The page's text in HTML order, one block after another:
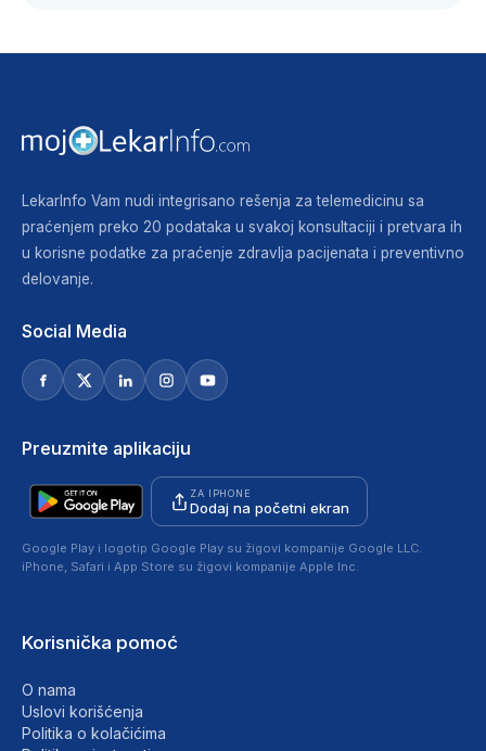
LekarInfo Vam nudi integrisano rešenja za telemedicinu sa
praćenjem preko 20 podataka u svakoj konsultaciji i pretvara ih
u korisne podatke za praćenje zdravlja pacijenata i preventivno
delovanje.
Social Media
Preuzmite aplikaciju
ZA IPHONE
Dodaj na početni ekran
Google Play i logotip Google Play su žigovi kompanije Google LLC.
iPhone, Safari i App Store su žigovi kompanije Apple Inc.
Korisnička pomoć
O nama
Uslovi korišćenja
Politika o kolačićima